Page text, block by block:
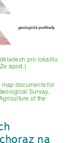
pro lokalitu
apod.)
documents for
Survay,
of the
na